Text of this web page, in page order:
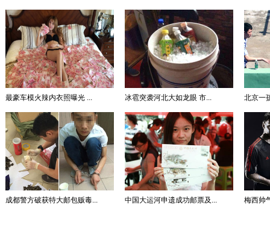
最豪车模火辣内衣照曝光 ... 冰雹突袭河北大如龙眼 市... 北京一
成都警方破获特大邮包贩毒... 中国大运河申遗成功邮票及... 梅西帅